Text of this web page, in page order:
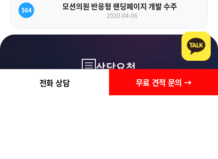
564 모션의원 반응형 랜딩페이지 개발 수주
2020-04-06
상담요청
전화 상담 무료 견적 문의 →